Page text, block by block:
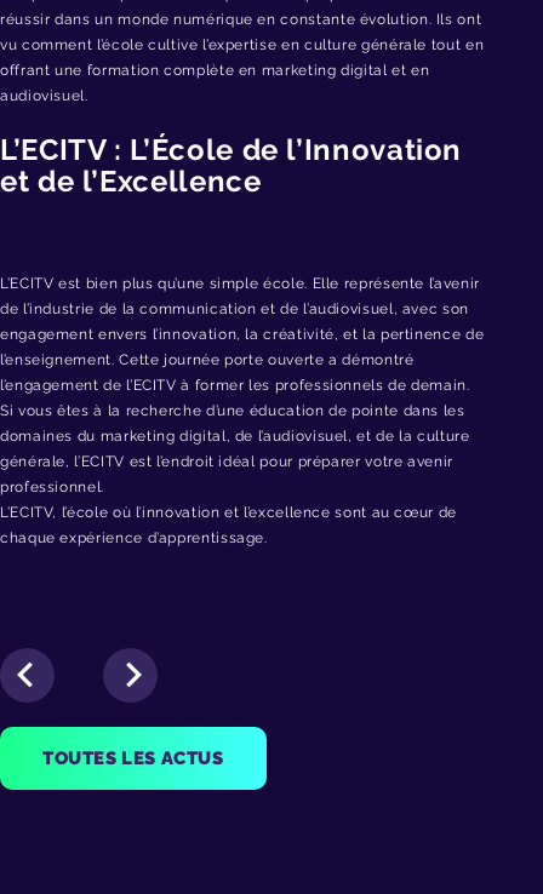
réussir dans un monde numérique en constante évolution. Ils ont
vu comment l’école cultive l’expertise en culture générale tout en
offrant une formation complète en marketing digital et en
audiovisuel.
L’ECITV : L’École de l’Innovation
et de l’Excellence
L’ECITV est bien plus qu’une simple école. Elle représente l’avenir
de l’industrie de la communication et de l’audiovisuel, avec son
engagement envers l’innovation, la créativité, et la pertinence de
l’enseignement. Cette journée porte ouverte a démontré
l’engagement de l’ECITV à former les professionnels de demain.
Si vous êtes à la recherche d’une éducation de pointe dans les
domaines du marketing digital, de l’audiovisuel, et de la culture
générale, l’ECITV est l’endroit idéal pour préparer votre avenir
professionnel.
L’ECITV, l’école où l’innovation et l’excellence sont au cœur de
chaque expérience d’apprentissage.
TOUTES LES ACTUS